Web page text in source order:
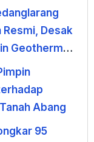
Resmi, Desak
Geothermal
Abang
95